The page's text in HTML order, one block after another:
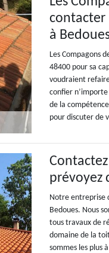
contacter
à
Les Compagons
48400 pour sa
voudraient
confier
de la
pour discuter de
prévoyez
Notre entreprise
Bedoues. Nous
tous travaux de
domaine de la
sommes les plus